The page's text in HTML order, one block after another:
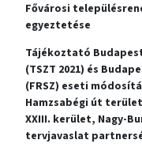
Fővárosi
egyeztetése
Tájékoztató
(TSZT 2021) és
(FRSZ) eseti
Hamzsabégi út
XXIII. kerület, Nagy-
tervjavaslat